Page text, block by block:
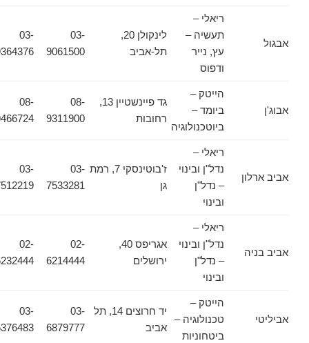
אבגול
ריאלי –
תעשיה –
עץ, נייר
ודפוס
לינקולן 20,
תל-אביב
03-
9061500
03-
9364376
אבוג'ן
הייטק –
ביומד –
ביוטכנולוגיה
גד פיינשטיין 13,
רחובות
08-
9311900
08-
9466724
אביב ארלון
ריאלי –
נדל"ן ובינוי
– נדל"ן
ובינוי
ז'בוטינסקי 7, רמת 03-
7533281
03-
7512219
אביב בניה
ריאלי –
נדל"ן ובינוי
– נדל"ן
ובינוי
אגריפס 40,
ירושלים
02-
6214444
02-
6232444
אביליטי
הייטק –
טכנולוגיה –
ביטחוניות
יד חרוצים 14, תל
אביב
03-
6879777
03-
5376483